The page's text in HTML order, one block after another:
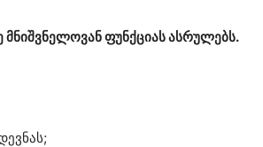
ფუნქციას ასრულებს.